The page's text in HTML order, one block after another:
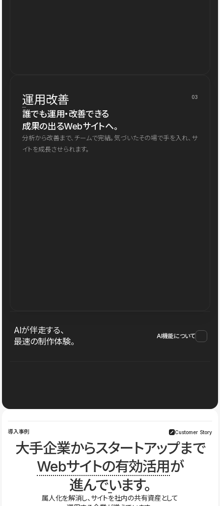
運用改善 03
誰でも運用・改善できる
成果の出るWebサイトへ。
分析から改善まで、チームで完結。気づいたその場で手を入れ、サ
イトを成長させられます。
AIが伴走する、
最速の制作体験。
AI機能について
導入事例 Customer Story
大手企業からスタートアップまで
Webサイトの有効活用が
進んでいます。
属人化を解消し、サイトを社内の共有資産として